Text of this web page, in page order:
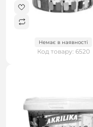
Немає в наявності
Код товару: 6520